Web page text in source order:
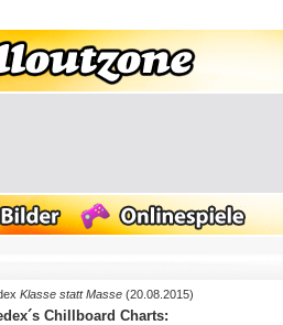
Klasse statt Masse (20.08.2015)
Chillboard Charts: